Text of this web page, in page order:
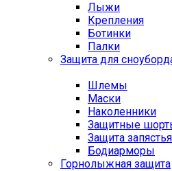
Лыжи
Крепления
Ботинки
Палки
Защита для
Шлемы
Маски
Наколенники
Защитные
Защита запястья
Бодиарморы
Горнолыжная защита